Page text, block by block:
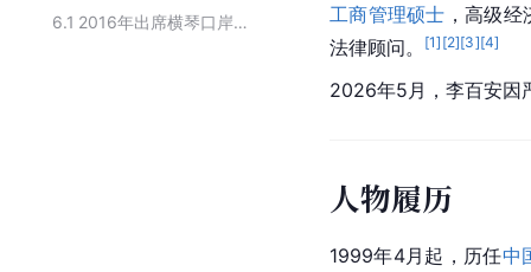
6.1
2016年出席横琴口岸及综合交通枢纽开发工程签约暨开工仪式的领导人员
工商管理硕士 ，高级
法律顾问。
[1] [2][3][4]
2026年5月，李百安因
人物履历
1999年4月起，历任中